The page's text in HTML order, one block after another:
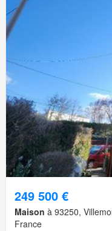
249 500 €
Maison à 93250,
France